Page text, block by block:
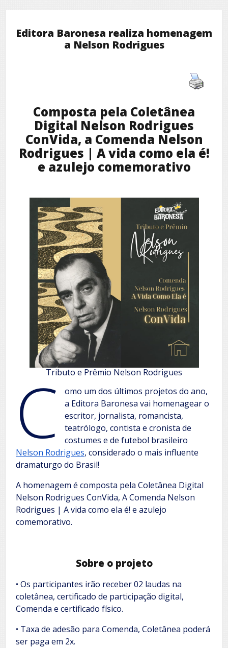
Editora Baronesa realiza homenagem
a Nelson Rodrigues
Composta pela Coletânea
Digital Nelson Rodrigues
ConVida, a Comenda Nelson
Rodrigues | A vida como ela é!
e azulejo comemorativo
Tributo e Prêmio Nelson Rodrigues
C
omo um dos últimos projetos do ano,
a Editora Baronesa vai homenagear o
escritor, jornalista, romancista,
teatrólogo, contista e cronista de
costumes e de futebol brasileiro
Nelson Rodrigues, considerado o mais influente
dramaturgo do Brasil!
A homenagem é composta pela Coletânea Digital
Nelson Rodrigues ConVida, A Comenda Nelson
Rodrigues | A vida como ela é! e azulejo
comemorativo.
Sobre o projeto
• Os participantes irão receber 02 laudas na
coletânea, certificado de participação digital,
Comenda e certificado físico.
• Taxa de adesão para Comenda, Coletânea poderá
ser paga em 2x.